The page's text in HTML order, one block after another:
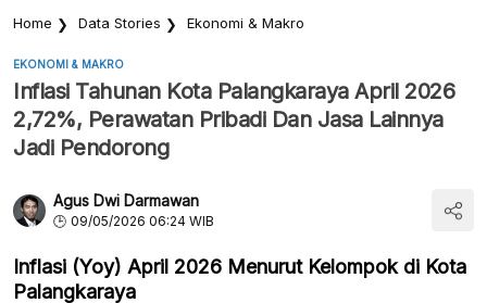
Home Data Stories Ekonomi & Makro
EKONOMI & MAKRO
Inflasi Tahunan Kota Palangkaraya April 2026
2,72%, Perawatan Pribadi Dan Jasa Lainnya
Jadi Pendorong
Agus Dwi Darmawan
09/05/2026 06:24 WIB
Inflasi (Yoy) April 2026 Menurut Kelompok di Kota
Palangkaraya